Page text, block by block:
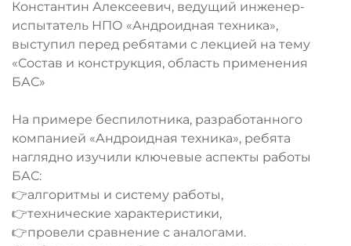
Константин Алексеевич, ведущий инженер-
испытатель НПО «Андроидная техника»,
выступил перед ребятами с лекцией на тему
«Состав и конструкция, область применения
БАС»
На примере беспилотника, разработанного
компанией «Андроидная техника», ребята
наглядно изучили ключевые аспекты работы
БАС:
👉алгоритмы и систему работы,
👉технические характеристики,
👉провели сравнение с аналогами.